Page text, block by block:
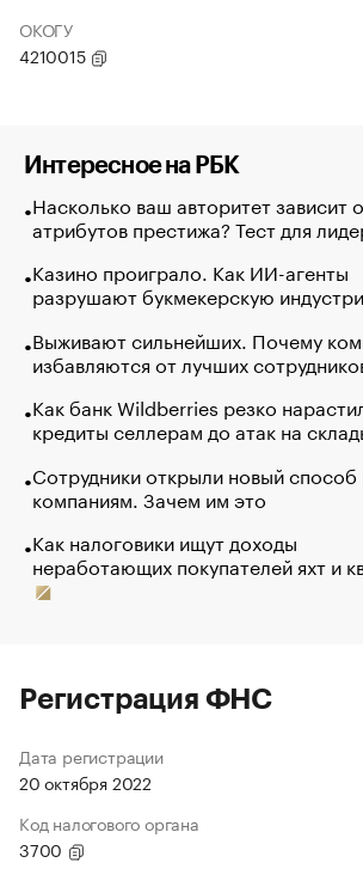
ОКОГУ
4210015
Интересное на РБК
Насколько ваш авторитет зависит
атрибутов престижа? Тест для
Казино проиграло. Как ИИ-агенты
разрушают букмекерскую
Выживают сильнейших. Почему
избавляются от лучших
Как банк Wildberries резко
кредиты селлерам до атак на
Сотрудники открыли новый способ
компаниям. Зачем им это
Как налоговики ищут доходы
неработающих покупателей яхт и
Регистрация ФНС
Дата регистрации
20 октября 2022
Код налогового органа
3700